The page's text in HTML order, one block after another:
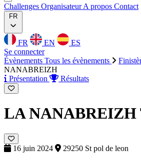
Challenges OrganisateurA propos Contact
FR
FR EN
ES
Se connecter
Évènements Tous les évènements
NANABREIZH
Présentation
Résultats
LA NANABREIZH
16 juin 2024 29250 St pol de leon